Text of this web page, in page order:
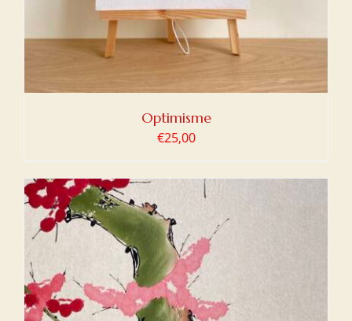
Optimisme
€25,00